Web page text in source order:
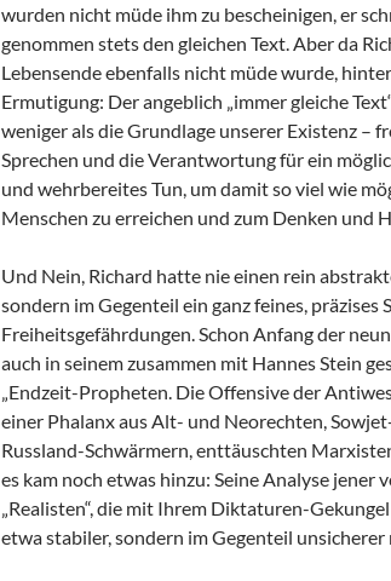
wurden nicht müde ihm zu bescheinigen, er
genommen stets den gleichen Text. Aber da
Lebensende ebenfalls nicht müde wurde,
Ermutigung: Der angeblich „immer gleiche
weniger als die Grundlage unserer Existenz –
Sprechen und die Verantwortung für ein
und wehrbereites Tun, um damit so viel wie
Menschen zu erreichen und zum Denken und
Und Nein, Richard hatte nie einen rein
sondern im Gegenteil ein ganz feines, präzises
Freiheitsgefährdungen. Schon Anfang der
auch in seinem zusammen mit Hannes Stein
„Endzeit-Propheten. Die Offensive der
einer Phalanx aus Alt- und Neorechten,
Russland-Schwärmern, enttäuschten
es kam noch etwas hinzu: Seine Analyse jener
„Realisten“, die mit Ihrem Diktaturen-
etwa stabiler, sondern im Gegenteil unsicherer